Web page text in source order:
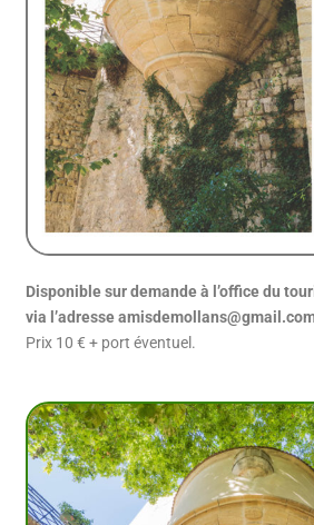
Disponible sur demande à l’office du
via l’adresse
Prix 10 € + port éventuel.